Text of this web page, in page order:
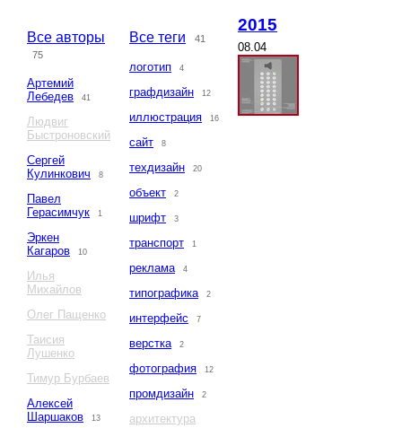
Все авторы
75
Артемий
Лебедев
41
Людвиг
Быстроновский
Сергей
Кулинкович
8
Павел
Герасимчук
1
Эркен
Кагаров
10
Илья
Михайлов
Олег Пащенко
Таисия
Лушенко
Тимур Бурбаев
Алексей
Шаршаков
13
Все теги 41
логотип 4
графдизайн 12
иллюстрация 16
сайт 8
техдизайн 20
объект 2
шрифт 3
транспорт 1
реклама 4
типографика 2
интерфейс 7
верстка 2
фотография 12
промдизайн 2
архитектура
2015
08.04